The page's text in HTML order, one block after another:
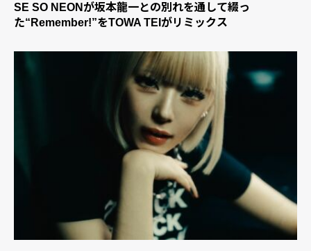
SE SO NEONが坂本龍一との別れを通して綴っ
た“Remember!”をTOWA TEIがリミックス